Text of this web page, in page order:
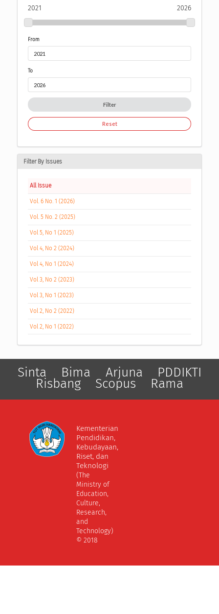
2021 2026
From
To
Filter
Reset
Filter By Issues
All Issue
Vol. 6 No. 1 (2026)
Vol. 5 No. 2 (2025)
Vol 5, No 1 (2025)
Vol 4, No 2 (2024)
Vol 4, No 1 (2024)
Vol 3, No 2 (2023)
Vol 3, No 1 (2023)
Vol 2, No 2 (2022)
Vol 2, No 1 (2022)
Sinta Bima Arjuna PDDIKTI
Risbang Scopus Rama
Kementerian
Pendidikan,
Kebudayaan,
Riset, dan
Teknologi
(The
Ministry of
Education,
Culture,
Research,
and
Technology)
© 2018